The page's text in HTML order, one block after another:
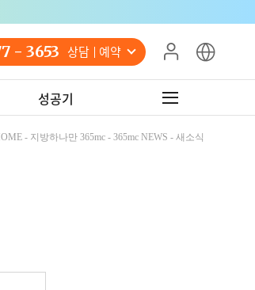
- 3653 상담 예약
성공기
- 지방하나만 365mc - 365mc NEWS - 새소식